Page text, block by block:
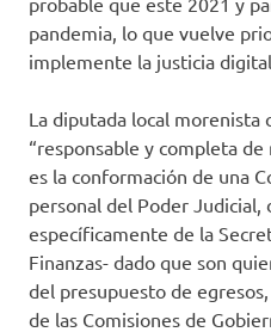
pandemia, lo que vuelve
implemente la justicia
La diputada local morenista
“responsable y completa
es la conformación de una
personal del Poder Judicial,
específicamente de la
Finanzas- dado que son
del presupuesto de
de las Comisiones de